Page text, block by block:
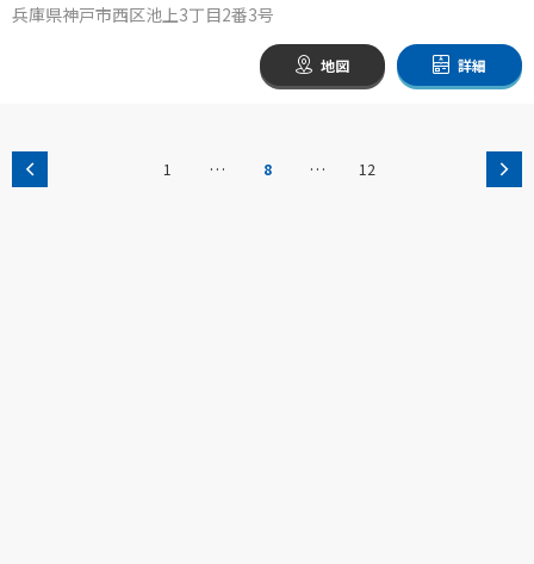
兵庫県神戸市西区池上3丁目2番3号
地図 詳細
1 … 8 … 12